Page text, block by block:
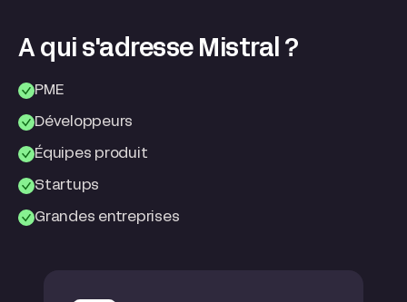
A qui s'adresse Mistral ?
PME
Développeurs
Équipes produit
Startups
Grandes entreprises